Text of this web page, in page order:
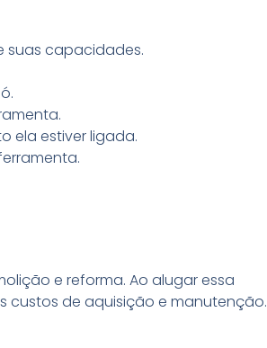
suas capacidades.
ela estiver ligada.
e reforma. Ao alugar essa
custos de aquisição e manutenção.